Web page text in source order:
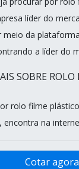
líder do
da
a líder do
SOBRE ROLO
rolo filme
encontra na
Cotar agora